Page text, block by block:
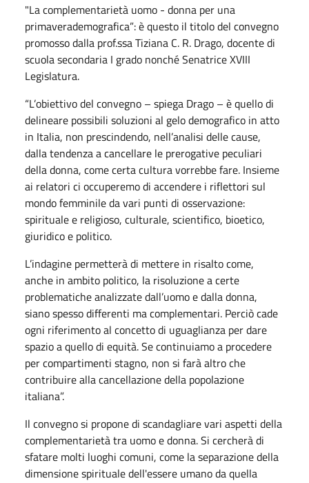
"La complementarietà uomo - donna per una
primaverademografica”: è questo il titolo del convegno
promosso dalla prof.ssa Tiziana C. R. Drago, docente di
scuola secondaria I grado nonché Senatrice XVIII
Legislatura.
“L’obiettivo del convegno – spiega Drago – è quello di
delineare possibili soluzioni al gelo demografico in atto
in Italia, non prescindendo, nell’analisi delle cause,
dalla tendenza a cancellare le prerogative peculiari
della donna, come certa cultura vorrebbe fare. Insieme
ai relatori ci occuperemo di accendere i riflettori sul
mondo femminile da vari punti di osservazione:
spirituale e religioso, culturale, scientifico, bioetico,
giuridico e politico.
L’indagine permetterà di mettere in risalto come,
anche in ambito politico, la risoluzione a certe
problematiche analizzate dall’uomo e dalla donna,
siano spesso differenti ma complementari. Perciò cade
ogni riferimento al concetto di uguaglianza per dare
spazio a quello di equità. Se continuiamo a procedere
per compartimenti stagno, non si farà altro che
contribuire alla cancellazione della popolazione
italiana”.
Il convegno si propone di scandagliare vari aspetti della
complementarietà tra uomo e donna. Si cercherà di
sfatare molti luoghi comuni, come la separazione della
dimensione spirituale dell'essere umano da quella